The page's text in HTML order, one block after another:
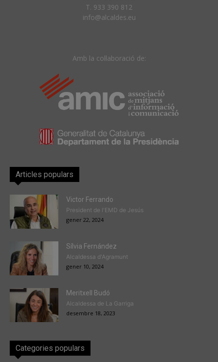
T. 933 390 812
info@alcaldes.eu
Amb la col·laboració de:
Articles populars
Victor Ferrando
President de l'EMD de Jesús
gener 22, 2024
Sílvia Fernández
Alcaldessa d'Agramunt
gener 10, 2024
Meritxell Budó
Alcaldessa de La Garriga
desembre 18, 2023
Categories populars